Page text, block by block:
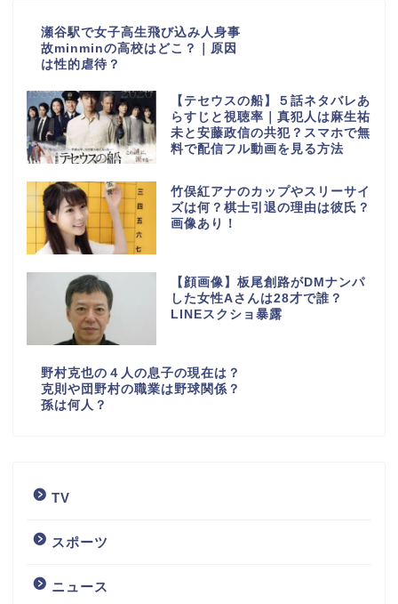
瀬谷駅で女子高生飛び込み人身事
故minminの高校はどこ？｜原因
は性的虐待？
【テセウスの船】５話ネタバレあ
らすじと視聴率｜真犯人は麻生祐
未と安藤政信の共犯？スマホで無
料で配信フル動画を見る方法
竹俣紅アナのカップやスリーサイ
ズは何？棋士引退の理由は彼氏？
画像あり！
【顔画像】板尾創路がDMナンパ
した女性Aさんは28才で誰？
LINEスクショ暴露
野村克也の４人の息子の現在は？
克則や団野村の職業は野球関係？
孫は何人？
TV
スポーツ
ニュース